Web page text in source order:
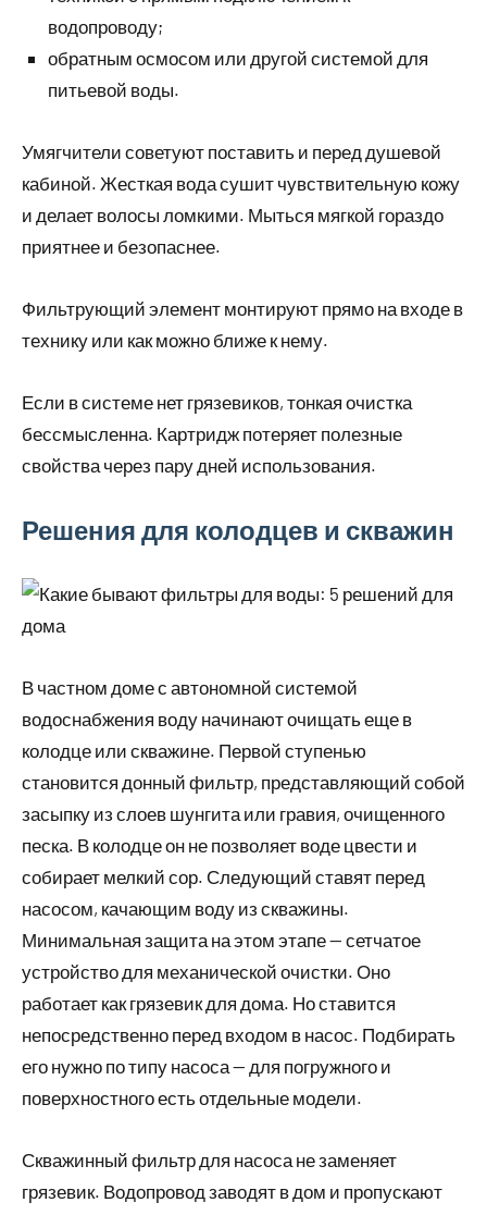
водопроводу;
обратным осмосом или другой системой для
питьевой воды.
Умягчители советуют поставить и перед душевой
кабиной. Жесткая вода сушит чувствительную кожу
и делает волосы ломкими. Мыться мягкой гораздо
приятнее и безопаснее.
Фильтрующий элемент монтируют прямо на входе в
технику или как можно ближе к нему.
Если в системе нет грязевиков, тонкая очистка
бессмысленна. Картридж потеряет полезные
свойства через пару дней использования.
Решения для колодцев и скважин
В частном доме с автономной системой
водоснабжения воду начинают очищать еще в
колодце или скважине. Первой ступенью
становится донный фильтр, представляющий собой
засыпку из слоев шунгита или гравия, очищенного
песка. В колодце он не позволяет воде цвести и
собирает мелкий сор. Следующий ставят перед
насосом, качающим воду из скважины.
Минимальная защита на этом этапе — сетчатое
устройство для механической очистки. Оно
работает как грязевик для дома. Но ставится
непосредственно перед входом в насос. Подбирать
его нужно по типу насоса — для погружного и
поверхностного есть отдельные модели.
Скважинный фильтр для насоса не заменяет
грязевик. Водопровод заводят в дом и пропускают